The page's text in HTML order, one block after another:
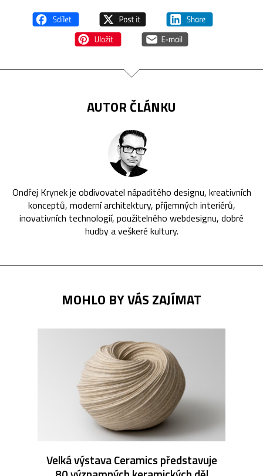
AUTOR ČLÁNKU
Ondřej Krynek je obdivovatel nápaditého designu, kreativních
konceptů, moderní architektury, příjemných interiérů,
inovativních technologií, použitelného webdesignu, dobré
hudby a veškeré kultury.
MOHLO BY VÁS ZAJÍMAT
Velká výstava Ceramics představuje